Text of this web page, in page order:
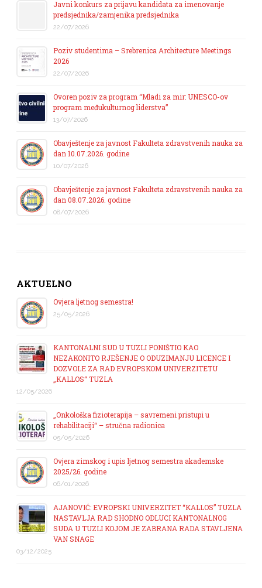
Javni konkurs za prijavu kandidata za imenovanje
predsjednika/zamjenika predsjednika
22/07/2026
Poziv studentima – Srebrenica Architecture Meetings
2026
22/07/2026
Ovoren poziv za program “Mladi za mir: UNESCO-ov
program međukulturnog liderstva”
13/07/2026
Obavještenje za javnost Fakulteta zdravstvenih nauka za
dan 10.07.2026. godine
10/07/2026
Obavještenje za javnost Fakulteta zdravstvenih nauka za
dan 08.07.2026. godine
08/07/2026
AKTUELNO
Ovjera ljetnog semestra!
25/05/2026
KANTONALNI SUD U TUZLI PONIŠTIO KAO
NEZAKONITO RJEŠENJE O ODUZIMANJU LICENCE I
DOZVOLE ZA RAD EVROPSKOM UNIVERZITETU
„KALLOS“ TUZLA
12/05/2026
„Onkološka fizioterapija – savremeni pristupi u
rehabilitaciji“ – stručna radionica
05/05/2026
Ovjera zimskog i upis ljetnog semestra akademske
2025/26. godine
06/01/2026
AJANOVIĆ: EVROPSKI UNIVERZITET “KALLOS” TUZLA
NASTAVLJA RAD SHODNO ODLUCI KANTONALNOG
SUDA U TUZLI KOJOM JE ZABRANA RADA STAVLJENA
VAN SNAGE
03/12/2025